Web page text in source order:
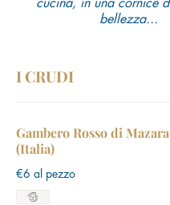
bellezza...
I CRUDI
Gambero Rosso di
(Italia)
€6 al pezzo